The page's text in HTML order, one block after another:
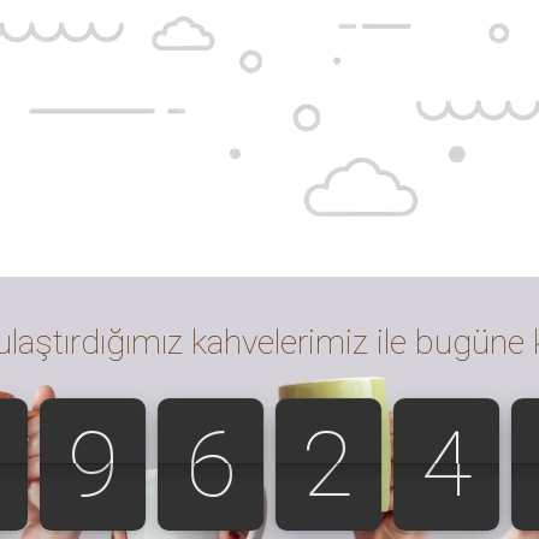
kupa kahve demlendi.
GÜVENİLİR